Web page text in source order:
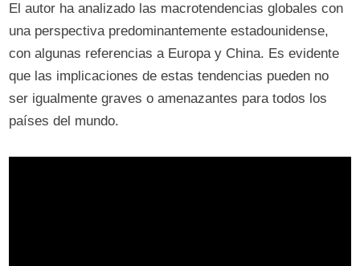
El autor ha analizado las macrotendencias globales con
una perspectiva predominantemente estadounidense,
con algunas referencias a Europa y China. Es evidente
que las implicaciones de estas tendencias pueden no
ser igualmente graves o amenazantes para todos los
países del mundo.